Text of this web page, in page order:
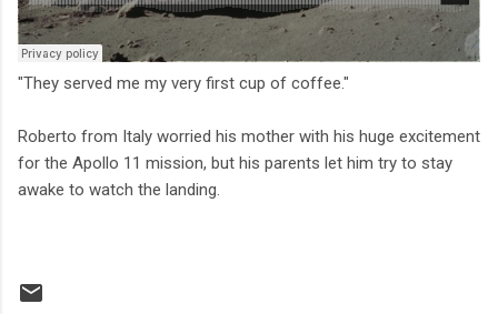
"They served me my very first cup of coffee."
Roberto from Italy worried his mother with his huge excitement
for the Apollo 11 mission, but his parents let him try to stay
awake to watch the landing.